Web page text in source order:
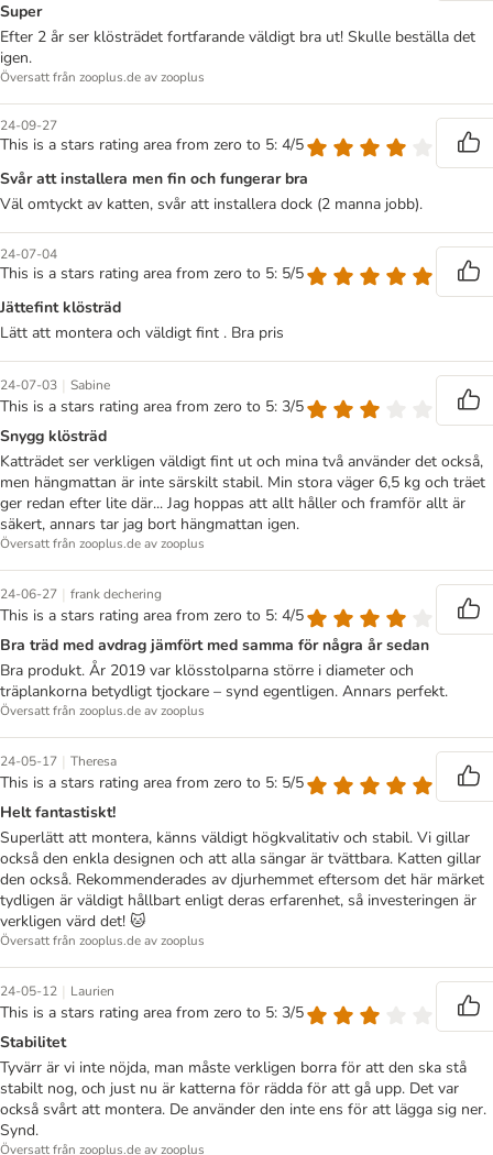
Super
Efter 2 år ser klösträdet fortfarande väldigt bra ut! Skulle beställa det
igen.
Översatt från zooplus.de av zooplus
24-09-27
This is a stars rating area from zero to 5: 4/5
Svår att installera men fin och fungerar bra
Väl omtyckt av katten, svår att installera dock (2 manna jobb).
24-07-04
This is a stars rating area from zero to 5: 5/5
Jättefint klösträd
Lätt att montera och väldigt fint . Bra pris
24-07-03 | Sabine
This is a stars rating area from zero to 5: 3/5
Snygg klösträd
Katträdet ser verkligen väldigt fint ut och mina två använder det också,
men hängmattan är inte särskilt stabil. Min stora väger 6,5 kg och träet
ger redan efter lite där... Jag hoppas att allt håller och framför allt är
säkert, annars tar jag bort hängmattan igen.
Översatt från zooplus.de av zooplus
24-06-27 | frank dechering
This is a stars rating area from zero to 5: 4/5
Bra träd med avdrag jämfört med samma för några år sedan
Bra produkt. År 2019 var klösstolparna större i diameter och
träplankorna betydligt tjockare – synd egentligen. Annars perfekt.
Översatt från zooplus.de av zooplus
24-05-17 | Theresa
This is a stars rating area from zero to 5: 5/5
Helt fantastiskt!
Superlätt att montera, känns väldigt högkvalitativ och stabil. Vi gillar
också den enkla designen och att alla sängar är tvättbara. Katten gillar
den också. Rekommenderades av djurhemmet eftersom det här märket
tydligen är väldigt hållbart enligt deras erfarenhet, så investeringen är
verkligen värd det! 🐱
Översatt från zooplus.de av zooplus
24-05-12 | Laurien
This is a stars rating area from zero to 5: 3/5
Stabilitet
Tyvärr är vi inte nöjda, man måste verkligen borra för att den ska stå
stabilt nog, och just nu är katterna för rädda för att gå upp. Det var
också svårt att montera. De använder den inte ens för att lägga sig ner.
Synd.
Översatt från zooplus.de av zooplus